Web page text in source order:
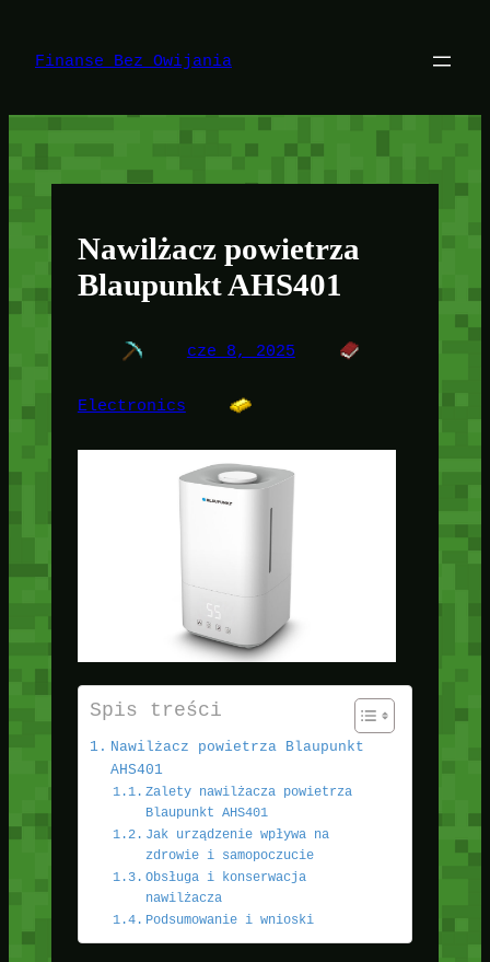
treści
Finanse Bez Owijania
Nawilżacz powietrza
Blaupunkt AHS401
cze 8, 2025
Electronics
Spis treści
Nawilżacz powietrza Blaupunkt
AHS401
Zalety nawilżacza powietrza
Blaupunkt AHS401
Jak urządzenie wpływa na
zdrowie i samopoczucie
Obsługa i konserwacja
nawilżacza
Podsumowanie i wnioski